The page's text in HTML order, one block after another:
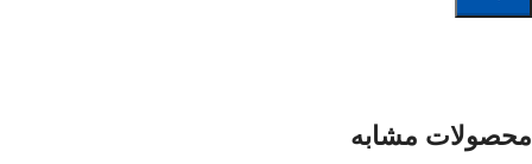
محصولات مشابه